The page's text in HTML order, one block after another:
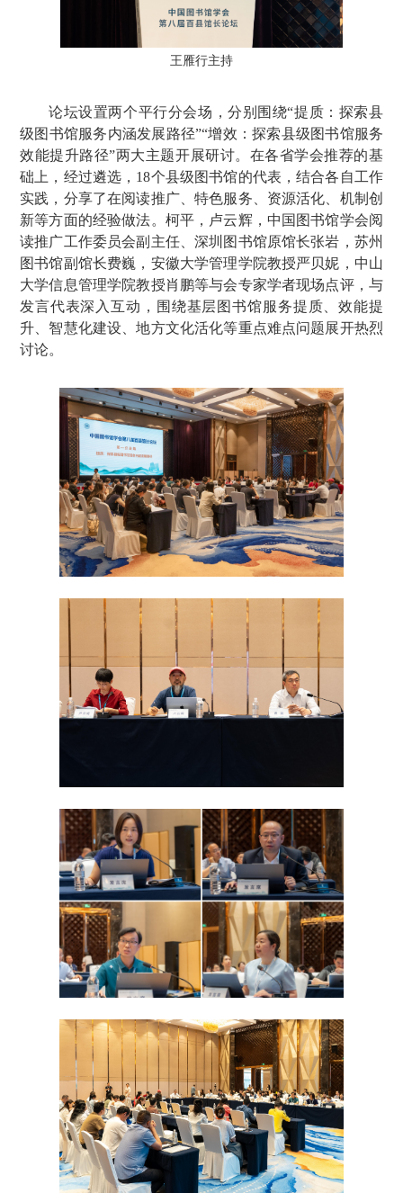
王雁行主持
论坛设置两个平行分会场，分别围绕“提质：探索县
级图书馆服务内涵发展路径”“增效：探索县级图书馆服务
效能提升路径”两大主题开展研讨。在各省学会推荐的基
础上，经过遴选，18个县级图书馆的代表，结合各自工作
实践，分享了在阅读推广、特色服务、资源活化、机制创
新等方面的经验做法。柯平，卢云辉，中国图书馆学会阅
读推广工作委员会副主任、深圳图书馆原馆长张岩，苏州
图书馆副馆长费巍，安徽大学管理学院教授严贝妮，中山
大学信息管理学院教授肖鹏等与会专家学者现场点评，与
发言代表深入互动，围绕基层图书馆服务提质、效能提
升、智慧化建设、地方文化活化等重点难点问题展开热烈
讨论。